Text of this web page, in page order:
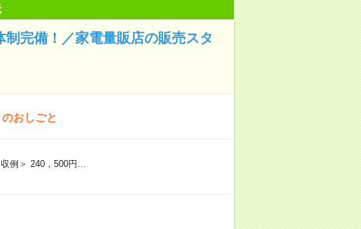
完備！／家電量販店の販売スタ
おしごと
例＞ 240，500円…